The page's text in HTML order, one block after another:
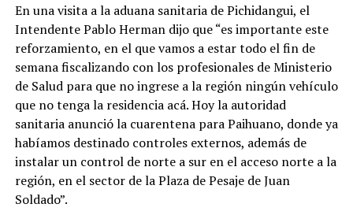
En una visita a la aduana sanitaria de Pichidangui, el
Intendente Pablo Herman dijo que “es importante este
reforzamiento, en el que vamos a estar todo el fin de
semana fiscalizando con los profesionales de Ministerio
de Salud para que no ingrese a la región ningún vehículo
que no tenga la residencia acá. Hoy la autoridad
sanitaria anunció la cuarentena para Paihuano, donde ya
habíamos destinado controles externos, además de
instalar un control de norte a sur en el acceso norte a la
región, en el sector de la Plaza de Pesaje de Juan
Soldado”.